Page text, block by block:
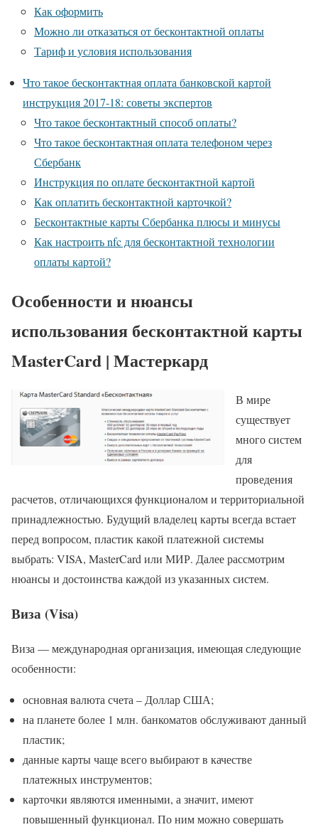
Как оформить
Можно ли отказаться от бесконтактной оплаты
Тариф и условия использования
Что такое бесконтактная оплата банковской картой
инструкция 2017-18: советы экспертов
Что такое бесконтактный способ оплаты?
Что такое бесконтактная оплата телефоном через
Сбербанк
Инструкция по оплате бесконтактной картой
Как оплатить бесконтактной карточкой?
Бесконтактные карты Сбербанка плюсы и минусы
Как настроить nfc для бесконтактной технологии
оплаты картой?
Особенности и нюансы
использования бесконтактной карты
MasterCard | Мастеркард
В мире
существует
много систем
для
проведения
расчетов, отличающихся функционалом и территориальной
принадлежностью. Будущий владелец карты всегда встает
перед вопросом, пластик какой платежной системы
выбрать: VISA, MasterCard или МИР. Далее рассмотрим
нюансы и достоинства каждой из указанных систем.
Виза (Visa)
Виза — международная организация, имеющая следующие
особенности:
основная валюта счета – Доллар США;
на планете более 1 млн. банкоматов обслуживают данный
пластик;
данные карты чаще всего выбирают в качестве
платежных инструментов;
карточки являются именными, а значит, имеют
повышенный функционал. По ним можно совершать